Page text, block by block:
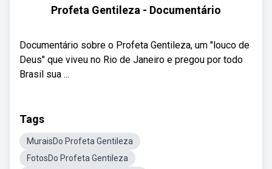
Profeta Gentileza - Documentário
Documentário sobre o Profeta Gentileza, um "louco de
Deus" que viveu no Rio de Janeiro e pregou por todo
Brasil sua ...
Tags
MuraisDo Profeta Gentileza
FotosDo Profeta Gentileza